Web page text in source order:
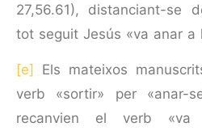
27,56.61), distanciant-se
tot seguit Jesús «va anar a
[e]
Els mateixos
verb «sortir» per «anar-
recanvien el verb «va